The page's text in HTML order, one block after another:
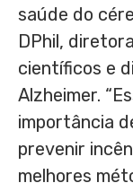
saúde do
DPhil,
científicos e
Alzheimer.
importância
prevenir
melhores